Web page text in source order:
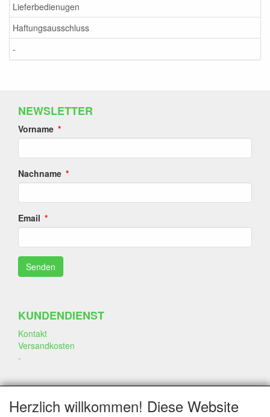
Lieferbedienugen
Haftungsausschluss
-
NEWSLETTER
Vorname
Nachname
Email
KUNDENDIENST
Kontakt
Versandkosten
-
SOZIALEN MEDIEN
Herzlich willkommen! Diese Website